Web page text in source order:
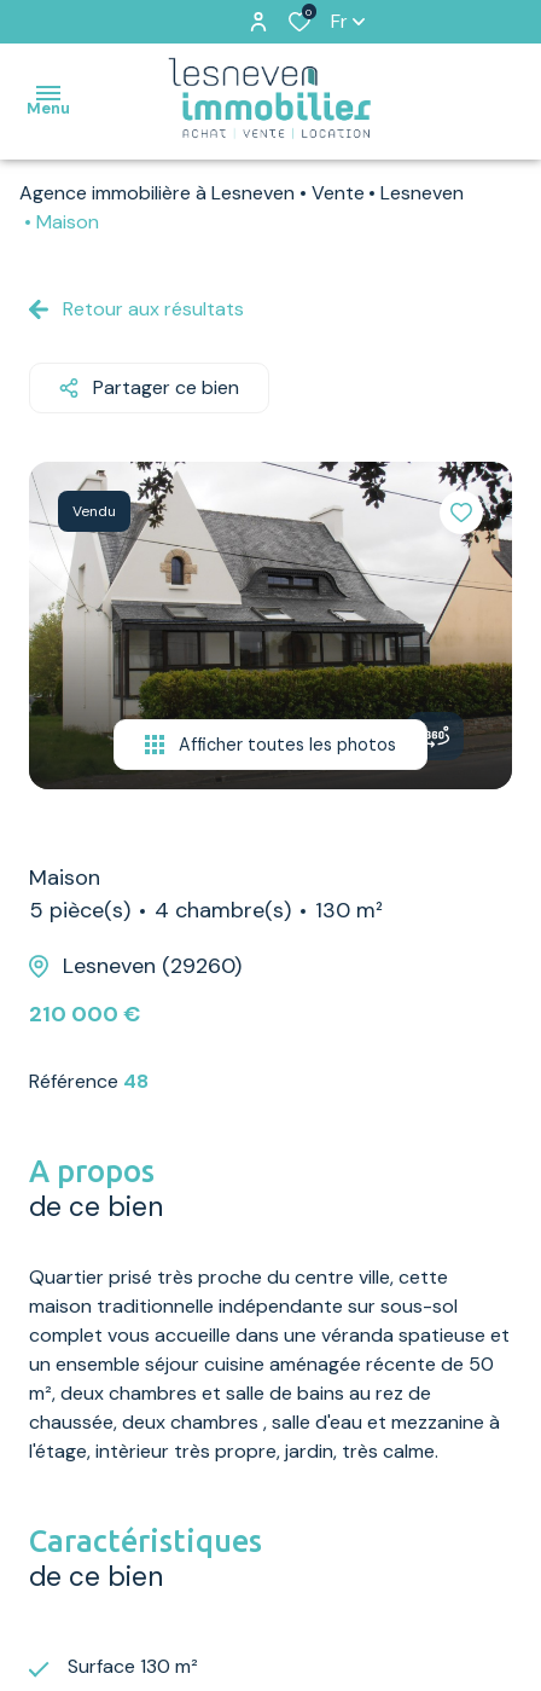
0 Fr
Menu
ACCUEIL
VENDUS
NOS
LOCATIONS
ESTIMATION
NOTRE
ÉQUIPE
CONTACT
Agence immobilière à Lesneven Vente
Lesneven
Maison
Retour aux résultats
Partager ce bien
Vendu
Afficher toutes les photos
Maison
5 pièce(s)
4 chambre(s)
130 m²
Lesneven (29260)
210 000 €
Référence 48
A propos
de ce bien
Quartier prisé très proche du centre ville, cette
maison traditionnelle indépendante sur sous-sol
complet vous accueille dans une véranda spatieuse et
un ensemble séjour cuisine aménagée récente de 50
m², deux chambres et salle de bains au rez de
chaussée, deux chambres , salle d'eau et mezzanine à
l'étage, intèrieur très propre, jardin, très calme.
Caractéristiques
de ce bien
Surface 130 m²